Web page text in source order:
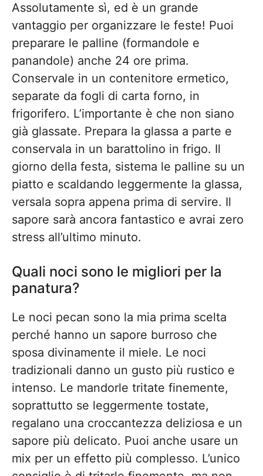
Assolutamente sì, ed è un grande
vantaggio per organizzare le feste! Puoi
preparare le palline (formandole e
panandole) anche 24 ore prima.
Conservale in un contenitore ermetico,
separate da fogli di carta forno, in
frigorifero. L’importante è che non siano
già glassate. Prepara la glassa a parte e
conservala in un barattolino in frigo. Il
giorno della festa, sistema le palline su un
piatto e scaldando leggermente la glassa,
versala sopra appena prima di servire. Il
sapore sarà ancora fantastico e avrai zero
stress all’ultimo minuto.
Quali noci sono le migliori per la
panatura?
Le noci pecan sono la mia prima scelta
perché hanno un sapore burroso che
sposa divinamente il miele. Le noci
tradizionali danno un gusto più rustico e
intenso. Le mandorle tritate finemente,
soprattutto se leggermente tostate,
regalano una croccantezza deliziosa e un
sapore più delicato. Puoi anche usare un
mix per un effetto più complesso. L’unico